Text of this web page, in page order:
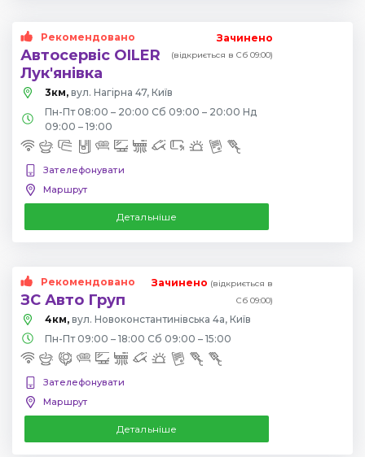
Рекомендовано
Автосервіс OILER
Лук'янівка
Зачинено
(відкриється в Сб 09:00)
3км, вул. Нагірна 47, Київ
Пн-Пт 08:00 – 20:00 Сб 09:00 – 20:00 Нд
09:00 – 19:00
Зателефонувати
Маршрут
Детальніше
Рекомендовано
ЗС Авто Груп
Зачинено (відкриється в
Сб 09:00)
4км, вул. Новоконстантинівська 4а, Київ
Пн-Пт 09:00 – 18:00 Сб 09:00 – 15:00
Зателефонувати
Маршрут
Детальніше